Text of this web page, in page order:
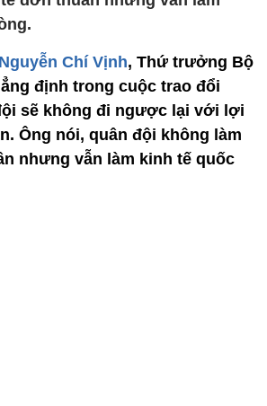
Chí Vịnh, Thứ trưởng Bộ
định trong cuộc trao đổi
sẽ không đi ngược lại với lợi
Ông nói, quân đội không làm
nhưng vẫn làm kinh tế quốc